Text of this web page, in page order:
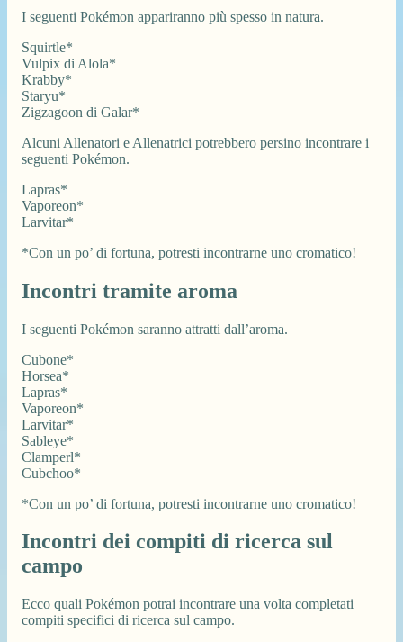
I seguenti Pokémon appariranno più spesso in natura.
Squirtle*
Vulpix di Alola*
Krabby*
Staryu*
Zigzagoon di Galar*
Alcuni Allenatori e Allenatrici potrebbero persino incontrare i
seguenti Pokémon.
Lapras*
Vaporeon*
Larvitar*
*Con un po’ di fortuna, potresti incontrarne uno cromatico!
Incontri tramite aroma
I seguenti Pokémon saranno attratti dall’aroma.
Cubone*
Horsea*
Lapras*
Vaporeon*
Larvitar*
Sableye*
Clamperl*
Cubchoo*
*Con un po’ di fortuna, potresti incontrarne uno cromatico!
Incontri dei compiti di ricerca sul
campo
Ecco quali Pokémon potrai incontrare una volta completati
compiti specifici di ricerca sul campo.